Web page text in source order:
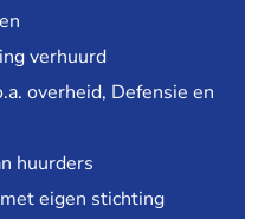
verhuurd
overheid, Defensie en
huurders
eigen stichting